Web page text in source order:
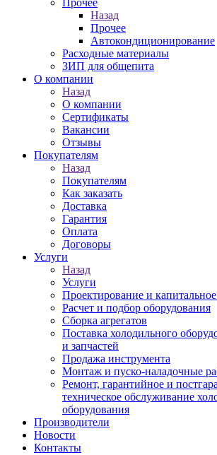
Прочее
Назад
Прочее
Автокондиционирование
Расходные материалы
ЗИП для общепита
О компании
Назад
О компании
Сертификаты
Вакансии
Отзывы
Покупателям
Назад
Покупателям
Как заказать
Доставка
Гарантия
Оплата
Договоры
Услуги
Назад
Услуги
Проектирование и капитальное
Расчет и подбор оборудования
Сборка агрегатов
Поставка холодильного
и запчастей
Продажа инструмента
Монтаж и пуско-наладочные
Ремонт, гарантийное и
техническое обслуживание
оборудования
Производители
Новости
Контакты